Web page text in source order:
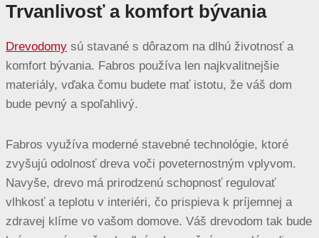
Trvanlivosť a komfort bývania
Drevodomy sú stavané s dôrazom na dlhú životnosť a
komfort bývania. Fabros používa len najkvalitnejšie
materiály, vďaka čomu budete mať istotu, že váš dom
bude pevný a spoľahlivý.
Fabros využíva moderné stavebné technológie, ktoré
zvyšujú odolnosť dreva voči poveternostným vplyvom.
Navyše, drevo má prirodzenú schopnosť regulovať
vlhkosť a teplotu v interiéri, čo prispieva k príjemnej a
zdravej klíme vo vašom domove. Váš drevodom tak bude